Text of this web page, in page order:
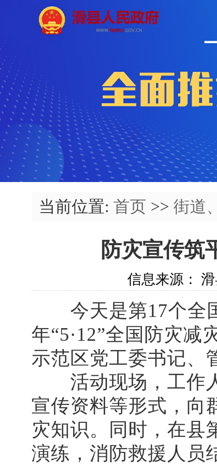
当前位置: 首页 >> 街道
防灾宣传筑
信息来源：
今天是第17个全国
年“5·12”全国防灾减
示范区党工委书记、
活动现场，工作人
宣传资料等形式，向
灾知识。同时，在县
演练，消防救援人员